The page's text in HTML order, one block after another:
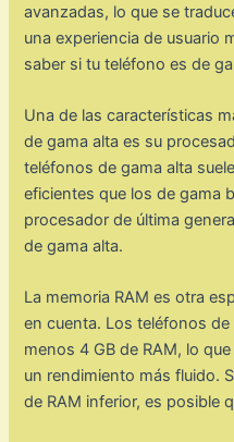
avanzadas, lo que se
una experiencia de usuario
saber si tu teléfono es de
Una de las características
de gama alta es su
teléfonos de gama alta
eficientes que los de gama
procesador de última
de gama alta.
La memoria RAM es otra
en cuenta. Los teléfonos
menos 4 GB de RAM, lo
un rendimiento más fluido.
de RAM inferior, es posible